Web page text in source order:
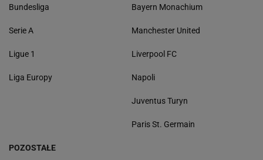
Bundesliga
Serie A
Ligue 1
Liga Europy
Bayern Monachium
Manchester United
Liverpool FC
Napoli
Juventus Turyn
Paris St. Germain
POZOSTAŁE